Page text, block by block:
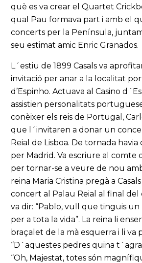
què es va crear el Quartet
qual Pau formava part i amb el
concerts per la Península,
seu estimat amic Enric Granados.
L´estiu de 1899 Casals va
invitació per anar a la localitat
d’Espinho. Actuava al Casino
assistien personalitats
conèixer els reis de Portugal,
que l´invitaren a donar un
Reial de Lisboa. De tornada havia
per Madrid. Va escriure al comte
per tornar-se a veure de nou
reina Maria Cristina pregà a
concert al Palau Reial al final del
va dir: “Pablo, vull que tinguis
per a tota la vida”. La reina li
braçalet de la mà esquerra i li va
“D´aquestes pedres quina
“Oh, Majestat, totes són